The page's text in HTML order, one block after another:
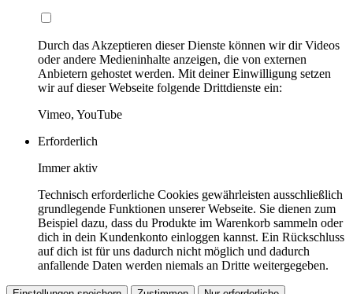
Durch das Akzeptieren dieser Dienste können wir dir Videos
oder andere Medieninhalte anzeigen, die von externen
Anbietern gehostet werden. Mit deiner Einwilligung setzen
wir auf dieser Webseite folgende Drittdienste ein:
Vimeo, YouTube
Erforderlich
Immer aktiv
Technisch erforderliche Cookies gewährleisten ausschließlich
grundlegende Funktionen unserer Webseite. Sie dienen zum
Beispiel dazu, dass du Produkte im Warenkorb sammeln oder
dich in dein Kundenkonto einloggen kannst. Ein Rückschluss
auf dich ist für uns dadurch nicht möglich und dadurch
anfallende Daten werden niemals an Dritte weitergegeben.